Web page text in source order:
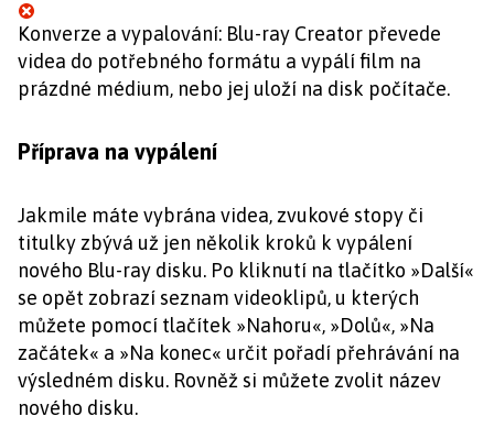
Konverze a vypalování: Blu-ray Creator převede
videa do potřebného formátu a vypálí film na
prázdné médium, nebo jej uloží na disk počítače.
Příprava na vypálení
Jakmile máte vybrána videa, zvukové stopy či
titulky zbývá už jen několik kroků k vypálení
nového Blu-ray disku. Po kliknutí na tlačítko »Další«
se opět zobrazí seznam videoklipů, u kterých
můžete pomocí tlačítek »Nahoru«, »Dolů«, »Na
začátek« a »Na konec« určit pořadí přehrávání na
výsledném disku. Rovněž si můžete zvolit název
nového disku.